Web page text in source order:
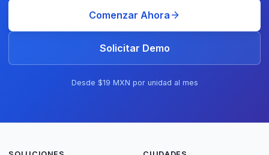
Comenzar Ahora
Solicitar Demo
Desde $19 MXN por unidad al mes